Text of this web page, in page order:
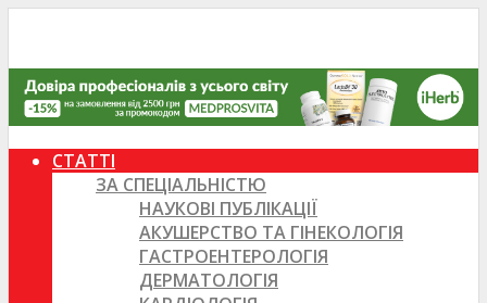
СТАТТІ
ЗА СПЕЦІАЛЬНІСТЮ
НАУКОВІ ПУБЛІКАЦІЇ
АКУШЕРСТВО ТА ГІНЕКОЛОГІЯ
ГАСТРОЕНТЕРОЛОГІЯ
ДЕРМАТОЛОГІЯ